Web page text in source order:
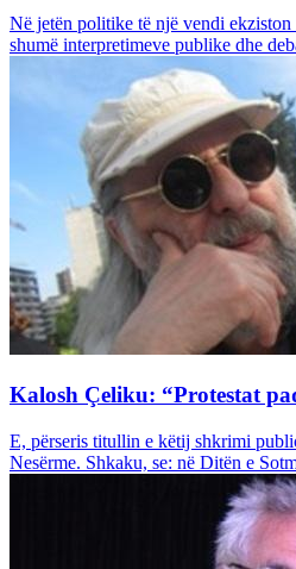
Në jetën politike të një vendi ekziston
shumë interpretimeve publike dhe
Kalosh Çeliku: “Protestat
E, përseris titullin e këtij shkrimi
Nesërme. Shkaku, se: në Ditën e